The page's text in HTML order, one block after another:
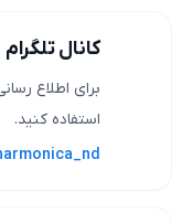
کانال تلگرام
برای اطلاع
استفاده کنید.